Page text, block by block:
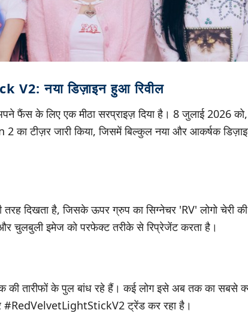
नया डिज़ाइन हुआ रिवील
फैंस के लिए एक मीठा सरप्राइज़ दिया है। 8 जुलाई 2026
का टीज़र जारी किया, जिसमें बिल्कुल नया और आकर्षक
दिखता है, जिसके ऊपर ग्रुप का सिग्नेचर 'RV' लोगो चेरी
चुलबुली इमेज को परफेक्ट तरीके से रिप्रेजेंट करता है।
की तारीफों के पुल बांध रहे हैं। कई लोग इसे अब तक का सबसे
#RedVelvetLightStickV2 ट्रेंड कर रहा है।